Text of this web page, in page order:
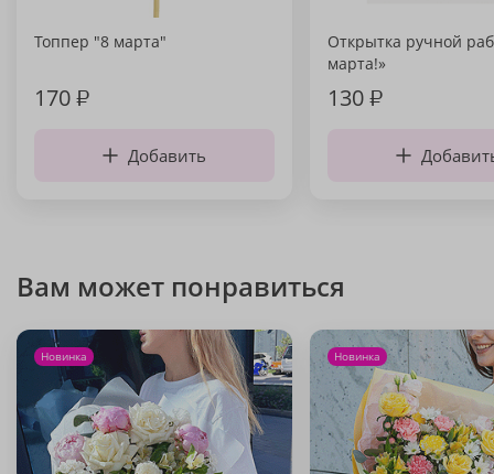
Топпер "8 марта"
170₽
Добавить
Открытка ручной
марта!»
130₽
Вам может понравиться
Новинка Новинка